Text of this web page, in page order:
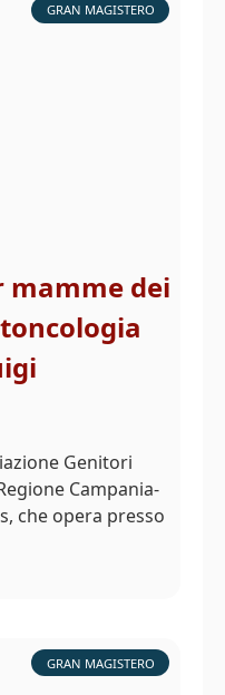
GRAN MAGISTERO
mamme dei
Genitori
Campania-
che opera presso
GRAN MAGISTERO